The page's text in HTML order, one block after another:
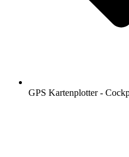
GPS Kartenplotter -